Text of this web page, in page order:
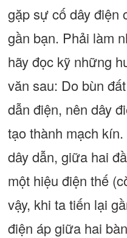
gặp sự cố dây điện
gần bạn. Phải làm
hãy đọc kỹ những
văn sau: Do bùn
dẫn điện, nên dây
tạo thành mạch
dây dẫn, giữa hai
một hiệu điện thế
vậy, khi ta tiến lại
điện áp giữa hai